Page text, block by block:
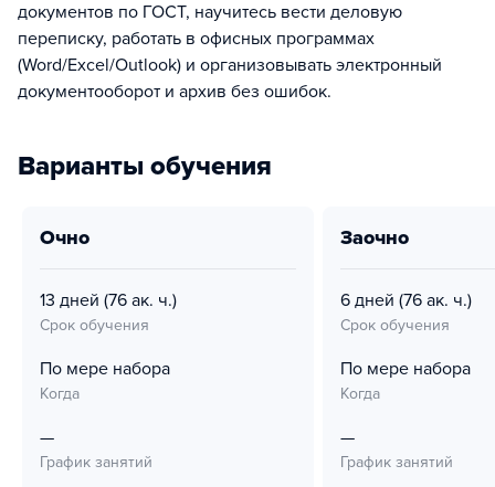
документов по ГОСТ, научитесь вести деловую
переписку, работать в офисных программах
(Word/Excel/Outlook) и организовывать электронный
документооборот и архив без ошибок.
Варианты обучения
очно
13 дней (76 ак. ч.)
Срок обучения
По мере набора
Когда
—
График занятий
заочно
6 дней (76 ак. ч.)
Срок обучения
По мере набора
Когда
—
График занятий